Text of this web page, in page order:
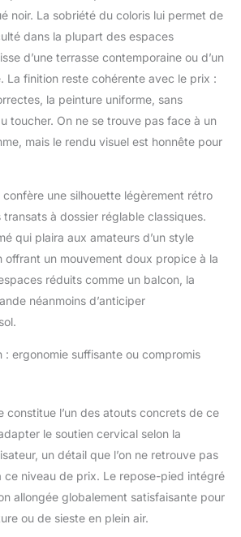
Ce lot comprend deux
fauteuils à bascule,
parfaits pour partager
détente en famille ou
entre amis. Avec
seulement 10,5 kg par
fauteuil, ce transat a
ranger et à emporter
pour le camping, la
plage ou le balcon
[Poche latérale
pratique] : La poche
latérale intégrée permet
boissons ou téléphone
relax jardin ou chaise
vos essentiels et
contribue à créer un
ordonné et confortable
[Robuste et durable] :
La structure métallique
supporte jusqu’à 150
kg et conserve une
noir. La sobriété du coloris lui permet de
dans la plupart des espaces
d’une terrasse contemporaine ou d’un
La finition reste cohérente avec le prix :
la peinture uniforme, sans
toucher. On ne se trouve pas face à un
mais le rendu visuel est honnête pour
une silhouette légèrement rétro
à dossier réglable classiques.
qui plaira aux amateurs d’un style
un mouvement doux propice à la
réduits comme un balcon, la
néanmoins d’anticiper
: ergonomie suffisante ou compromis
constitue l’un des atouts concrets de ce
le soutien cervical selon la
un détail que l’on ne retrouve pas
ce niveau de prix. Le repose-pied intégré
allongée globalement satisfaisante pour
ou de sieste en plein air.